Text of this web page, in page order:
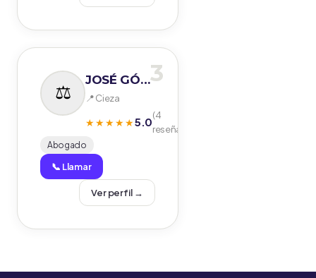
3
JOSÉ GÓMEZ CAMPOS Y BELÉN GÓMEZ ONDOÑO -ABOGADOS-
📍 Cieza
★★★★★5.0(4
reseñas)
Abogado
📞 Llamar
Ver perfil →